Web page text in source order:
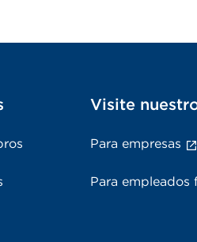
Visite
Para empresas
Para empleados